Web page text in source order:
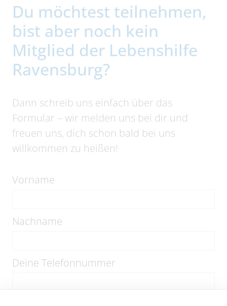
Du möchtest teilnehmen,
bist aber noch kein
Mitglied der Lebenshilfe
Ravensburg?
Dann schreib uns einfach über das
Formular – wir melden uns bei dir und
freuen uns, dich schon bald bei uns
willkommen zu heißen!
Vorname
Nachname
Deine Telefonnummer